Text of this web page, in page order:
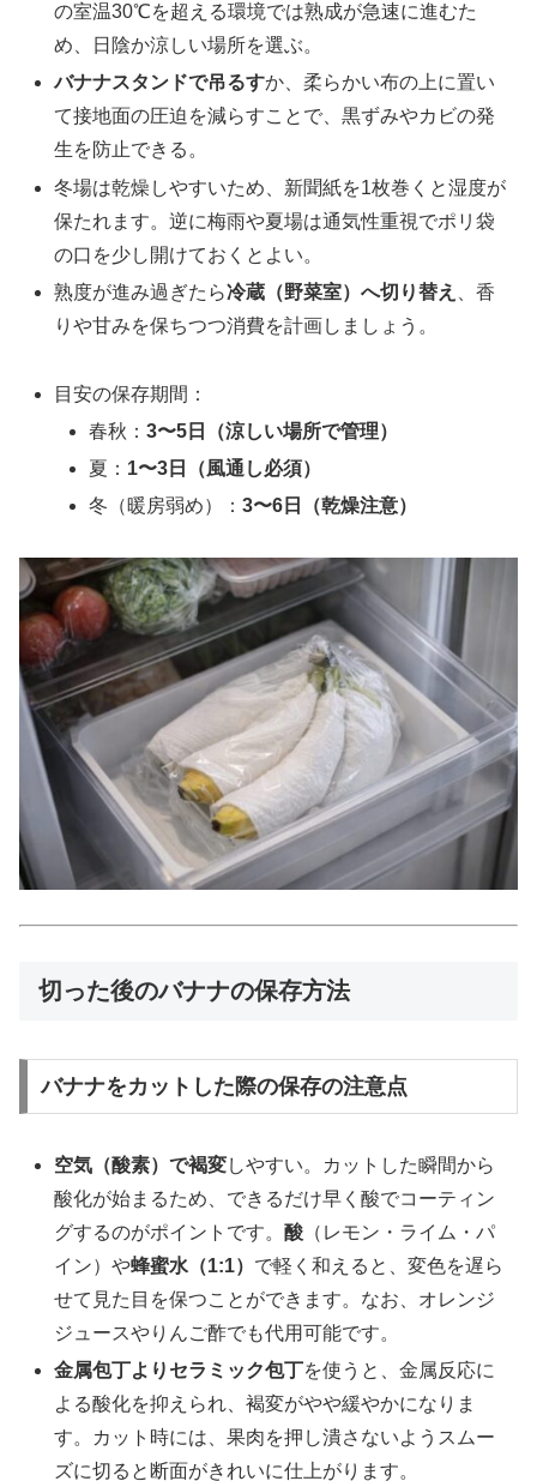
の室温30℃を超える環境では熟成が急速に進むた
め、日陰か涼しい場所を選ぶ。
バナナスタンドで吊るすか、柔らかい布の上に置い
て接地面の圧迫を減らすことで、黒ずみやカビの発
生を防止できる。
冬場は乾燥しやすいため、新聞紙を1枚巻くと湿度が
保たれます。逆に梅雨や夏場は通気性重視でポリ袋
の口を少し開けておくとよい。
熟度が進み過ぎたら冷蔵（野菜室）へ切り替え
、香
りや甘みを保ちつつ消費を計画しましょう。
目安の保存期間：
春秋：3〜5日（涼しい場所で管理）
夏： 1〜3日（風通し必須）
冬（暖房弱め）：3〜6日（乾燥注意）
切った後のバナナの保存方法
バナナをカットした際の保存の注意点
空気（酸素）で褐変しやすい。カットした瞬間から
酸化が始まるため、できるだけ早く酸でコーティン
グするのがポイントです。酸 （レモン・ライム・パ
イン）や蜂蜜水（1:1） で軽く和えると、変色を遅ら
せて見た目を保つことができます。なお、オレンジ
ジュースやりんご酢でも代用可能です。
金属包丁よりセラミック包丁を使うと、金属反応に
よる酸化を抑えられ、褐変がやや緩やかになりま
す。カット時には、果肉を押し潰さないようスムー
ズに切ると断面がきれいに仕上がります。